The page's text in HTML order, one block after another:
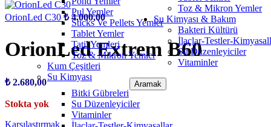
Toz & Mikron Yemler
Su Kimyası & Bakım
Bakteri Kültürü
İlaçlar-Testler-
Su Düzenleyiciler
Vitaminler
Aramak
Pul Yemler
Sticks Ve Pellets Yemler
Tablet Yemler
Tatil Yemleri
Toz & Mikron Yemler
Kum Çeşitleri
Su Kimyası
Bitki Gübreleri
Su Düzenleyiciler
Vitaminler
OrionLed C30₺4.000,00
OrionLed Extrem B60
₺2.680,00
Stokta yok
Karşılaştırmak